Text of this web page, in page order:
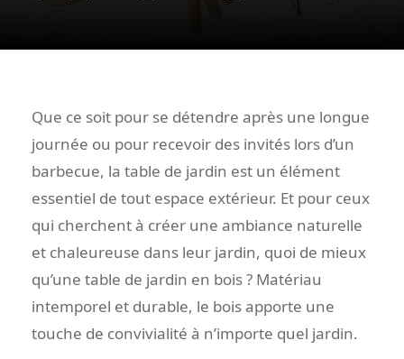
Que ce soit pour se détendre après une longue
journée ou pour recevoir des invités lors d’un
barbecue, la table de jardin est un élément
essentiel de tout espace extérieur. Et pour ceux
qui cherchent à créer une ambiance naturelle
et chaleureuse dans leur jardin, quoi de mieux
qu’une table de jardin en bois ? Matériau
intemporel et durable, le bois apporte une
touche de convivialité à n’importe quel jardin.